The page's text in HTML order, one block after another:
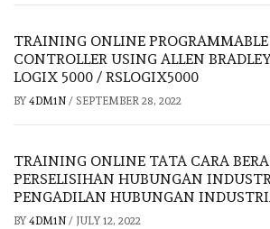
TRAINING ONLINE PROGRAMMABLE
CONTROLLER USING ALLEN
LOGIX 5000 / RSLOGIX5000
BY 4DM1N / SEPTEMBER 28, 2022
TRAINING ONLINE TATA CARA
PERSELISIHAN HUBUNGAN
PENGADILAN HUBUNGAN
BY 4DM1N / JULY 12, 2022